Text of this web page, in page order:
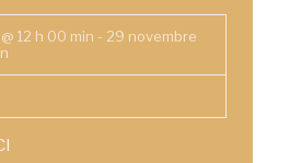
12 h 00 min - 29 novembre